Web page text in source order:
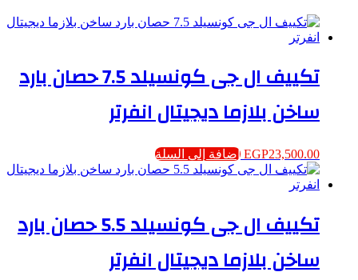
تكييف ال جى كونسيلد 7.5 حصان بارد
ساخن بلازما ديجيتال انفرتر
EGP23,500.00 إضافة إلى السلة
تكييف ال جى كونسيلد 5.5 حصان بارد
ساخن بلازما ديجيتال انفرتر